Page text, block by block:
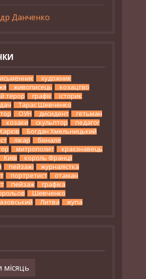
Данченко
художник
живописець
козацтво
терор
графік
історик
Тарас Шевченко
ОУН дисидент
гетьман
козаки скульптор
педагог
Богдан Хмельницький
лікар
бієнале
митрополит
краєзнавець
Київ
король Франції
пейзажі
журналістка
портретист
отаман
пейзаж
графіка
Шевченко
Литва жупа